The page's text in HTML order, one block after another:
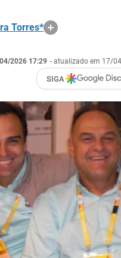
Torres*
2026 17:29 - atualizado em 17/
SIGA